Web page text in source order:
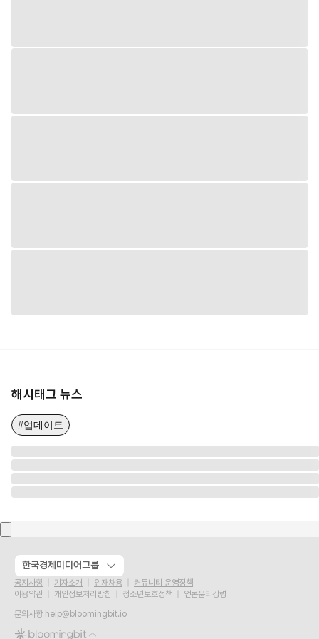
해시태그 뉴스
#업데이트
한국경제미디어그룹
공지사항 기자소개 인재채용
커뮤니티 운영정책
이용약관
개인정보처리방침 청소년보호정책
언론윤리강령
문의사항 help@bloomingbit.io